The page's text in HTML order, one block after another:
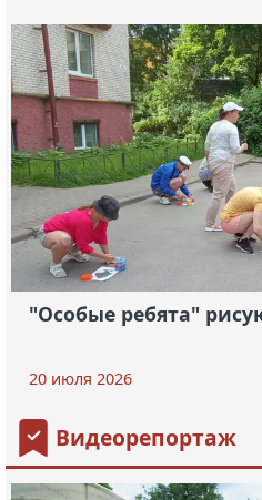
"Особые ребята"
20 июля 2026
Видеорепортаж